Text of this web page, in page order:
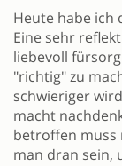
Heute habe ich
Eine sehr
liebevoll
"richtig" zu
schwieriger
macht
betroffen muss
man dran sein,